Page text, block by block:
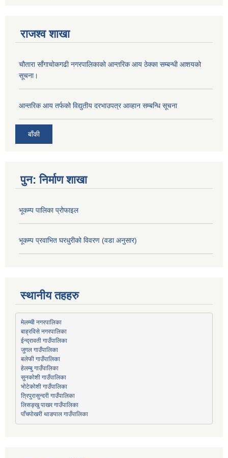
राजश्व शाखा
चौतारा साँगाचोकगढी नगरपालिकाको आन्तरिक आय ठेक्का सम्बन्धी आशयको
सूचना।
आन्तरिक आय तर्फको विद्युतीय दरभाउपत्र आव्हान सम्बन्धि सूचना
बाँकी
पुन: निर्माण शाखा
भूकम्प पालिका प्रोफाइल
भूकम्प प्रवाभित घरधुरीको विवरण (वडा अनुसार)
स्थानीय तहहरु
मेलम्ची नगरपालिका
बाह्रविसे नगरपालिका
ईन्द्रावती गाउँपालिका
जुगल गाउँपालिका
बलेफी गाउँपालिका
हेलम्बु गाउँपालिका
सुनकोशी गाउँपालिका
भोटेकोशी गाउँपालिका
त्रिपुरासुन्दरी गाउँपालिका
लिसङ्खु पाखर गाउँपालिका
पाँचपोखरी थाङपाल गाउँपालिका